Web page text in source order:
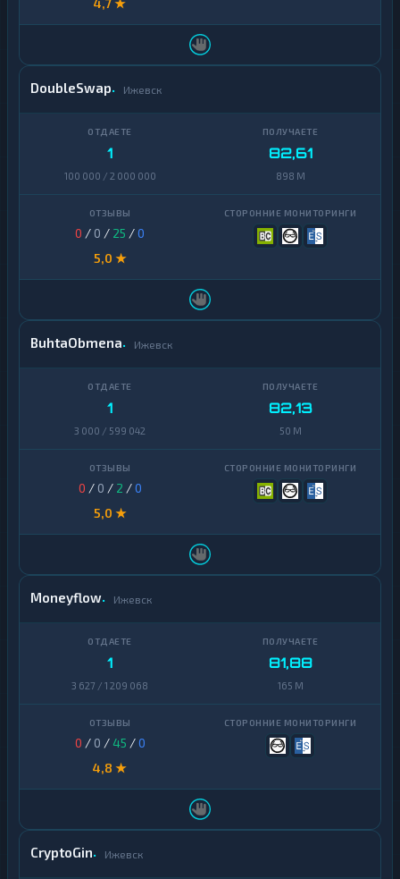
4,7 ★
DoubleSwap Ижевск
1
100 000 / 2 000 000
82,61
898 M
0 / 0 / 25 /0
5,0 ★
BuhtaObmena Ижевск
1
3 000 / 599 042
82,13
50 M
0 / 0 / 2 /0
5,0 ★
Moneyflow Ижевск
1
3 627 / 1 209 068
81,88
165 M
0 / 0 / 45 /0
4,8 ★
CryptoGin Ижевск